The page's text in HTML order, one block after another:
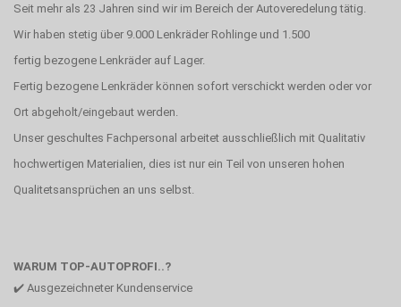
Seit mehr als 23 Jahren sind wir im Bereich der Autoveredelung tätig.
Wir haben stetig über 9.000 Lenkräder Rohlinge und 1.500
fertig bezogene Lenkräder auf Lager.
Fertig bezogene Lenkräder können sofort verschickt werden oder vor
Ort abgeholt/eingebaut werden.
Unser geschultes Fachpersonal arbeitet ausschließlich mit Qualitativ
hochwertigen Materialien, dies ist nur ein Teil von unseren hohen
Qualitetsansprüchen an uns selbst.
WARUM TOP-AUTOPROFI..?
✔️ Ausgezeichneter Kundenservice